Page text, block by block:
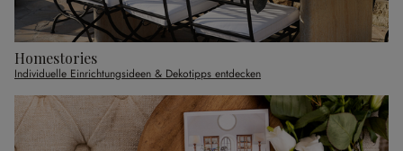
Homestories
Individuelle Einrichtungsideen & Dekotipps entdecken